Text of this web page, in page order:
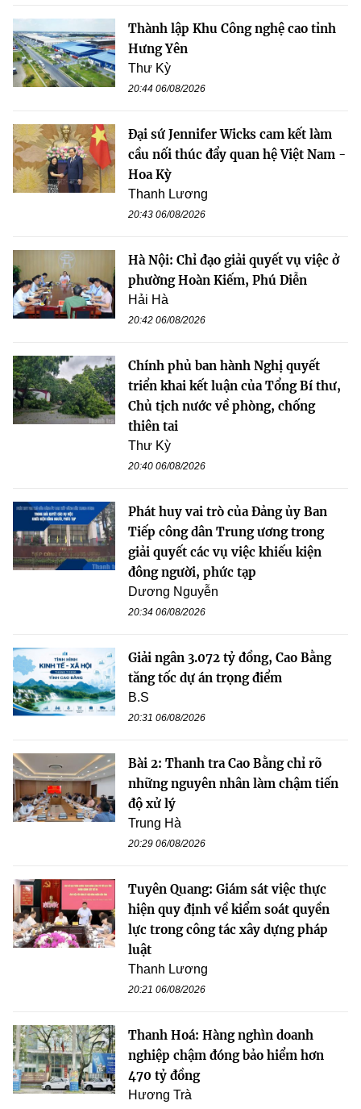
Thành lập Khu Công nghệ cao tỉnh
Hưng Yên
Thư Kỳ
20:44 06/08/2026
Đại sứ Jennifer Wicks cam kết làm
cầu nối thúc đẩy quan hệ Việt Nam -
Hoa Kỳ
Thanh Lương
20:43 06/08/2026
Hà Nội: Chỉ đạo giải quyết vụ việc ở
phường Hoàn Kiếm, Phú Diễn
Hải Hà
20:42 06/08/2026
Chính phủ ban hành Nghị quyết
triển khai kết luận của Tổng Bí thư,
Chủ tịch nước về phòng, chống
thiên tai
Thư Kỳ
20:40 06/08/2026
Phát huy vai trò của Đảng ủy Ban
Tiếp công dân Trung ương trong
giải quyết các vụ việc khiếu kiện
đông người, phức tạp
Dương Nguyễn
20:34 06/08/2026
Giải ngân 3.072 tỷ đồng, Cao Bằng
tăng tốc dự án trọng điểm
B.S
20:31 06/08/2026
Bài 2: Thanh tra Cao Bằng chỉ rõ
những nguyên nhân làm chậm tiến
độ xử lý
Trung Hà
20:29 06/08/2026
Tuyên Quang: Giám sát việc thực
hiện quy định về kiểm soát quyền
lực trong công tác xây dựng pháp
luật
Thanh Lương
20:21 06/08/2026
Thanh Hoá: Hàng nghìn doanh
nghiệp chậm đóng bảo hiểm hơn
470 tỷ đồng
Hương Trà